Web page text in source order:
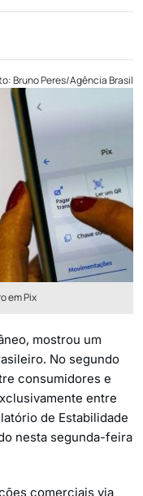
Bruno Peres/Agência Brasil
em Pix
mostrou um
No segundo
consumidores e
entre
de Estabilidade
nesta segunda-feira
comerciais via